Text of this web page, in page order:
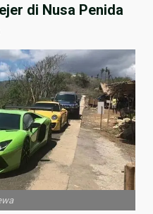
di Nusa Penida